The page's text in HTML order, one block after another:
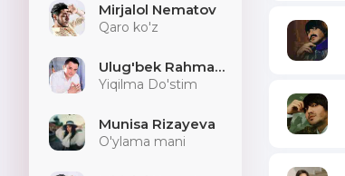
Mirjalol Nematov
Qaro ko'z
Ulug'bek Rahmatullayev
Yiqilma Do'stim
Munisa Rizayeva
O'ylama mani